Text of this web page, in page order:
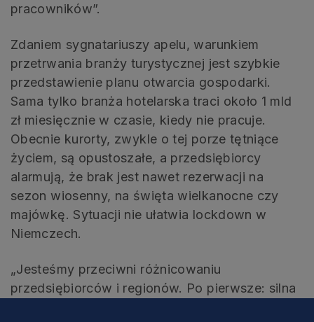
pracowników”.
Zdaniem sygnatariuszy apelu, warunkiem
przetrwania branży turystycznej jest szybkie
przedstawienie planu otwarcia gospodarki.
Sama tylko branża hotelarska traci około 1 mld
zł miesięcznie w czasie, kiedy nie pracuje.
Obecnie kurorty, zwykle o tej porze tętniące
życiem, są opustoszałe, a przedsiębiorcy
alarmują, że brak jest nawet rezerwacji na
sezon wiosenny, na święta wielkanocne czy
majówkę. Sytuacji nie ułatwia lockdown w
Niemczech.
„Jesteśmy przeciwni różnicowaniu
przedsiębiorców i regionów. Po pierwsze: silna